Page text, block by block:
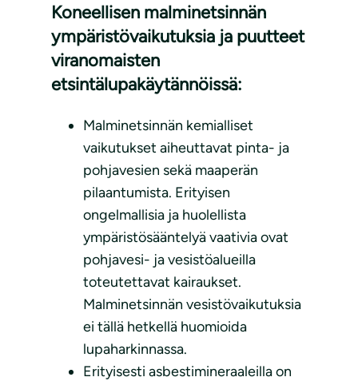
Koneellisen malminetsinnän
ympäristövaikutuksia ja puutteet
viranomaisten
etsintälupakäytännöissä:
Malminetsinnän kemialliset
vaikutukset aiheuttavat pinta- ja
pohjavesien sekä maaperän
pilaantumista. Erityisen
ongelmallisia ja huolellista
ympäristösääntelyä vaativia ovat
pohjavesi- ja vesistöalueilla
toteutettavat kairaukset.
Malminetsinnän vesistövaikutuksia
ei tällä hetkellä huomioida
lupaharkinnassa.
Erityisesti asbestimineraaleilla on